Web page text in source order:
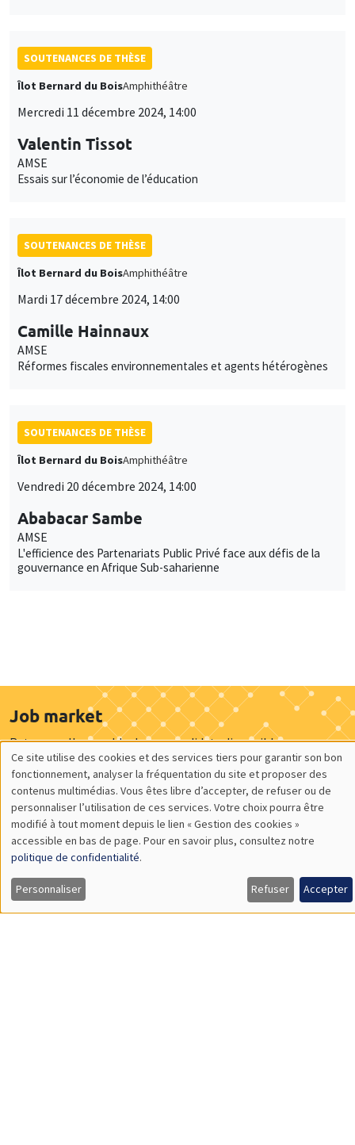
SOUTENANCES DE THÈSE
Îlot Bernard du BoisAmphithéâtre
Mercredi 11 décembre 2024, 14:00
Valentin Tissot
AMSE
Essais sur l’économie de l’éducation
SOUTENANCES DE THÈSE
Îlot Bernard du BoisAmphithéâtre
Mardi 17 décembre 2024, 14:00
Camille Hainnaux
AMSE
Réformes fiscales environnementales et agents hétérogènes
SOUTENANCES DE THÈSE
Îlot Bernard du BoisAmphithéâtre
Vendredi 20 décembre 2024, 14:00
Ababacar Sambe
AMSE
L'efficience des Partenariats Public Privé face aux défis de la
gouvernance en Afrique Sub-saharienne
Job market
Retrouvez l'ensemble de nos candidats disponibles
actuellement sur le Job market
Candidats
À propos
Nos engagements
Offres d'emploi
Utilisation
des
données
personnelles
et
des
Ce site utilise des cookies et des services tiers pour garantir son bon
fonctionnement, analyser la fréquentation du site et proposer des
contenus multimédias. Vous êtes libre d’accepter, de refuser ou de
personnaliser l’utilisation de ces services. Votre choix pourra être
modifié à tout moment depuis le lien « Gestion des cookies »
accessible en bas de page. Pour en savoir plus, consultez notre
politique de confidentialité.
Personnaliser Refuser Accepter